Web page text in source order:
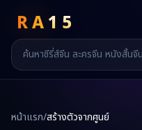
RA15
หน้าแรก/สร้างตัวจากศูนย์